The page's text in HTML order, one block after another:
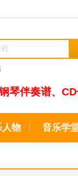
琴伴奏谱、
人物 音乐学